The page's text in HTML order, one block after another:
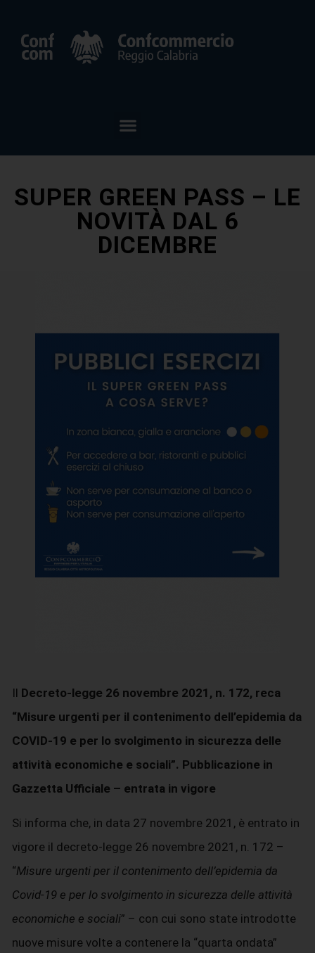
SUPER GREEN PASS – LE
NOVITÀ DAL 6
DICEMBRE
Il Decreto-legge 26 novembre 2021, n. 172, reca
“Misure urgenti per il contenimento dell’epidemia da
COVID-19 e per lo svolgimento in sicurezza delle
attività economiche e sociali”. Pubblicazione in
Gazzetta Ufficiale – entrata in vigore
Si informa che, in data 27 novembre 2021, è entrato in
vigore il decreto-legge 26 novembre 2021, n. 172 –
“Misure urgenti per il contenimento dell’epidemia da
Covid-19 e per lo svolgimento in sicurezza delle attività
economiche e sociali” – con cui sono state introdotte
nuove misure volte a contenere la “quarta ondata”